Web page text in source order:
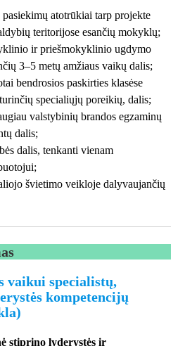
atotrūkiai tarp projekte
teritorijose esančių mokyklų;
ir priešmokyklinio ugdymo
3–5 metų amžiaus vaikų dalis;
bendrosios paskirties klasėse
specialiųjų poreikių, dalis;
valstybinių brandos egzaminų
dalis;
dalis, tenkanti vienam
švietimo veikloje dalyvaujančių
vaikui specialistų,
kompetencijų
stiprino lyderystės ir